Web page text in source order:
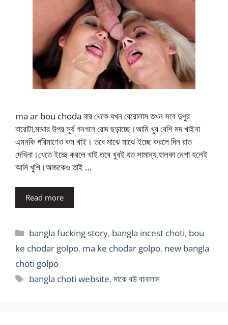
ma ar bou choda বার থেকে যখন বেরোলাম তখন সবে দুপুর
বারোটা,মাথার উপর সূর্য গনগনে রোদ ছড়াচ্ছে।আমি খুব বেশি মদ খাইনা
এমনকি পরিমাণেও কম খাই। তবে মাঝে মাঝে ইচ্ছে করলে দিন রাত
দেখিনা।খেতে ইচ্ছে করলে খাই তবে খুবই যত সামান্য,হালকা নেশা হলেই
আমি খুশি।আজকেও তাই …
Read more
Categories
bangla fucking story, bangla incest choti, bou
ke chodar golpo, ma ke chodar golpo, new bangla
choti golpo
Tags
bangla choti website,মাকে বউ বানালাম